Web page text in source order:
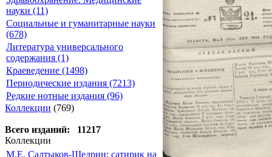
науки (11)
Социальные и гуманитарные науки
(678)
Литература универсального
содержания (1)
Краеведение (1498)
Периодические издания (7213)
Редкие нотные издания (96)
Коллекции (769)
Всего изданий: 11217
Коллекции
М.Е. Салтыков-Щедрин: сатирик на